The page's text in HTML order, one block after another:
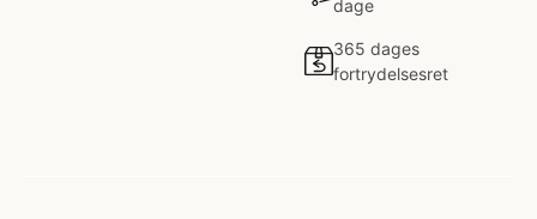
dage
365 dages
fortrydelsesret